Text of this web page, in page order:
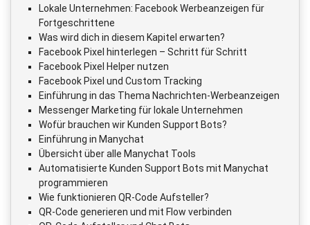
Lokale Unternehmen: Facebook Werbeanzeigen für
Fortgeschrittene
Was wird dich in diesem Kapitel erwarten?
Facebook Pixel hinterlegen – Schritt für Schritt
Facebook Pixel Helper nutzen
Facebook Pixel und Custom Tracking
Einführung in das Thema Nachrichten-Werbeanzeigen
Messenger Marketing für lokale Unternehmen
Wofür brauchen wir Kunden Support Bots?
Einführung in Manychat
Übersicht über alle Manychat Tools
Automatisierte Kunden Support Bots mit Manychat
programmieren
Wie funktionieren QR-Code Aufsteller?
QR-Code generieren und mit Flow verbinden